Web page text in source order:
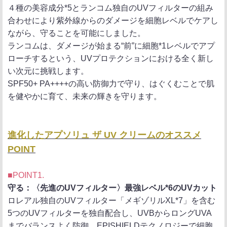
４種の美容成分*5とランコム独自のUVフィルターの組み
合わせにより紫外線からのダメージを細胞レベルでケアし
ながら、守ることを可能にしました。
ランコムは、ダメージが始まる“前”に細胞*1レベルでアプ
ローチするという、UVプロテクションにおける全く新し
い次元に挑戦します。
SPF50+ PA++++の高い防御力で守り、はぐくむことで肌
を健やかに育て、未来の輝きを守ります。
進化したアプソリュ ザ UV クリームのオススメ
POINT
■POINT1.
守る：〈先進のUVフィルター〉最強レベル*6のUVカット
ロレアル独自のUVフィルター「メギゾリルXL*7」を含む
5つのUVフィルターを独自配合し、UVBからロングUVA